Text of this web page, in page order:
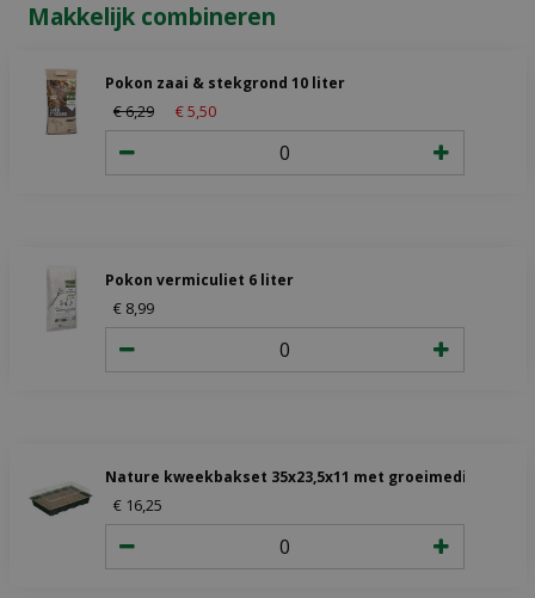
Makkelijk combineren
Pokon zaai & stekgrond 10 liter
€6,29 €5 50
Pokon vermiculiet 6 liter
€ 8 99
Nature kweekbakset 35x23,5x11 met groeimedium
€ 16 25